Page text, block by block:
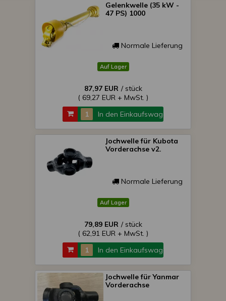
Gelenkwelle (35 kW -
47 PS) 1000
Normale Lieferung
Auf Lager
87,97 EUR / stück
( 69,27 EUR + MwSt. )
In den Einkaufswagen
Jochwelle für Kubota
Vorderachse v2.
Normale Lieferung
Auf Lager
79,89 EUR / stück
( 62,91 EUR + MwSt. )
In den Einkaufswagen
Jochwelle für Yanmar
Vorderachse